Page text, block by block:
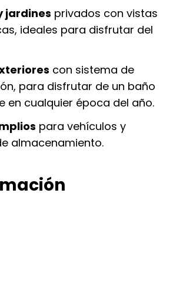
jardines privados con vistas
ideales para disfrutar del
con sistema de
para disfrutar de un baño
en cualquier época del año.
para vehículos y
almacenamiento.